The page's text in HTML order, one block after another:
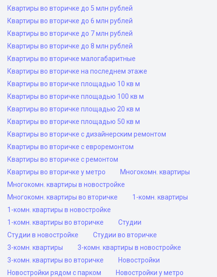
Квартиры во вторичке до 5 млн рублей
Квартиры во вторичке до 6 млн рублей
Квартиры во вторичке до 7 млн рублей
Квартиры во вторичке до 8 млн рублей
Квартиры во вторичке малогабаритные
Квартиры во вторичке на последнем этаже
Квартиры во вторичке площадью 10 кв м
Квартиры во вторичке площадью 100 кв м
Квартиры во вторичке площадью 20 кв м
Квартиры во вторичке площадью 50 кв м
Квартиры во вторичке с дизайнерским ремонтом
Квартиры во вторичке с евроремонтом
Квартиры во вторичке с ремонтом
Квартиры во вторичке у метро
Многокомн. квартиры
Многокомн. квартиры в новостройке
Многокомн. квартиры во вторичке
1-комн. квартиры
1-комн. квартиры в новостройке
1-комн. квартиры во вторичке
Студии
Студии в новостройке
Студии во вторичке
3-комн. квартиры
3-комн. квартиры в новостройке
3-комн. квартиры во вторичке
Новостройки
Новостройки рядом с парком
Новостройки у метро